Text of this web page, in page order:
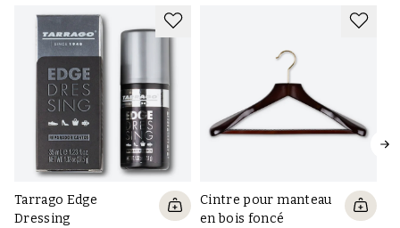
Tarrago Edge
Dressing
Cintre pour manteau
en bois foncé